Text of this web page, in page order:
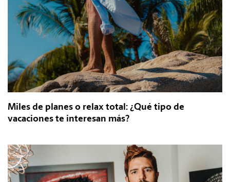
Miles de planes o relax total: ¿Qué tipo de
vacaciones te interesan más?